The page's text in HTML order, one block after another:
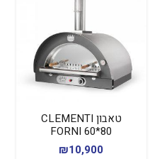
טאבון CLEMENTI
FORNI 60*80
₪10,900